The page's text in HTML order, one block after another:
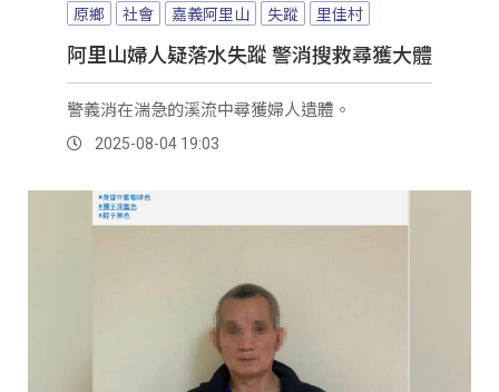
原鄉 社會 嘉義阿里山 失蹤 里佳村
阿里山婦人疑落水失蹤 警消搜救尋獲大體
警義消在湍急的溪流中尋獲婦人遺體。
2025-08-04 19:03